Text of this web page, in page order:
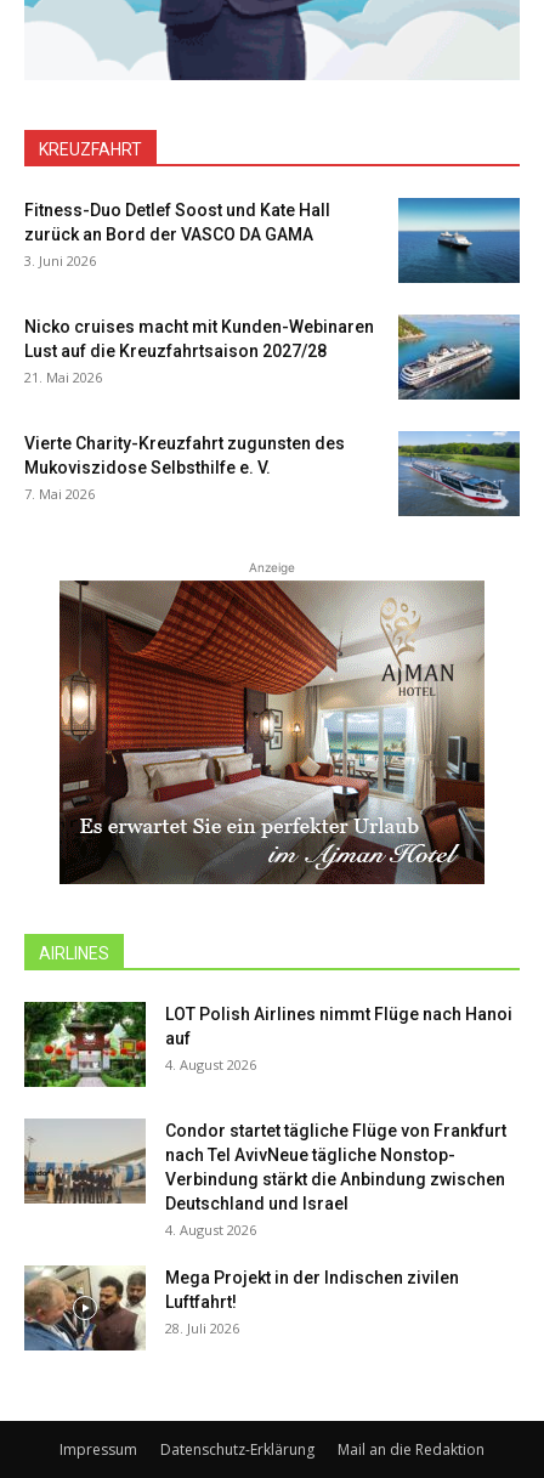
KREUZFAHRT
Fitness-Duo Detlef Soost und Kate Hall
zurück an Bord der VASCO DA GAMA
3. Juni 2026
Nicko cruises macht mit Kunden-Webinaren
Lust auf die Kreuzfahrtsaison 2027/28
21. Mai 2026
Vierte Charity-Kreuzfahrt zugunsten des
Mukoviszidose Selbsthilfe e. V.
7. Mai 2026
Anzeige
AIRLINES
LOT Polish Airlines nimmt Flüge nach Hanoi
auf
4. August 2026
Condor startet tägliche Flüge von Frankfurt
nach Tel AvivNeue tägliche Nonstop-
Verbindung stärkt die Anbindung zwischen
Deutschland und Israel
4. August 2026
Mega Projekt in der Indischen zivilen
Luftfahrt!
28. Juli 2026
Impressum Datenschutz-Erklärung Mail an die Redaktion